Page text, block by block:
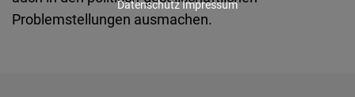
Problemstellungen ausmachen.
DatenschutzImpressum